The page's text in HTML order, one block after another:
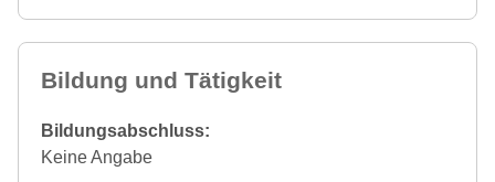
Bildung und Tätigkeit
Bildungsabschluss:
Keine Angabe